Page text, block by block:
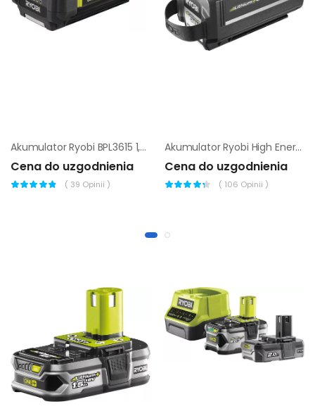
Akumulator Ryobi BPL3615 1,5 Ah
Cena do uzgodnienia
( 39 Opinii )
Akumulator Ryobi High Energy RY36B60A 6 Ah
Cena do uzgodnienia
( 106 Opinii )